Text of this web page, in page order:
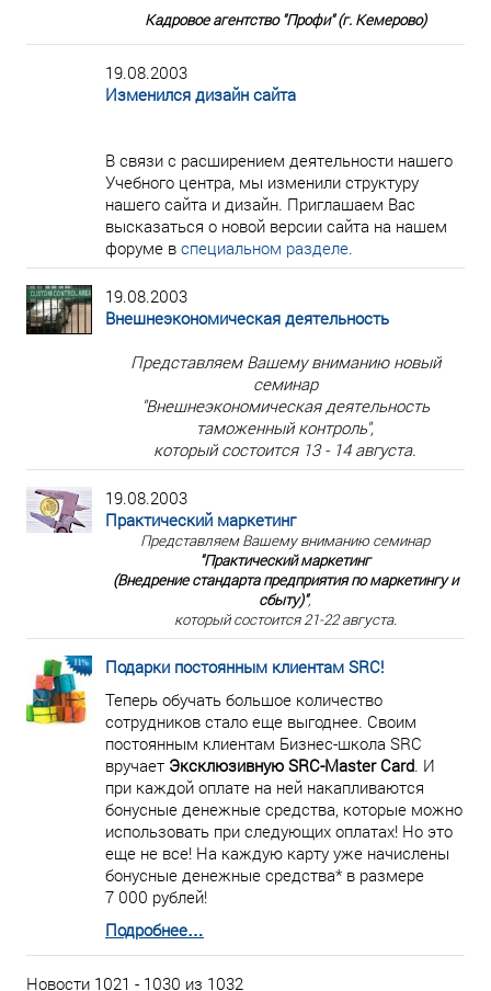
Кадровое агентство "Профи" (г. Кемерово)
19.08.2003
Изменился дизайн сайта
В связи с расширением деятельности нашего
Учебного центра, мы изменили структуру
нашего сайта и дизайн. Приглашаем Вас
высказаться о новой версии сайта на нашем
форуме в специальном разделе.
19.08.2003
Внешнеэкономическая деятельность
Представляем Вашему вниманию новый
семинар
"Внешнеэкономическая деятельность
таможенный контроль",
который состоится 13 - 14 августа.
19.08.2003
Практический маркетинг
Представляем Вашему вниманию семинар
"Практический маркетинг
(Внедрение стандарта предприятия по маркетингу и
сбыту)",
который состоится 21-22 августа.
Подарки постоянным клиентам SRC!
Теперь обучать большое количество
сотрудников стало еще выгоднее. Своим
постоянным клиентам Бизнес-школа SRC
вручает Эксклюзивную SRC-Master Card. И
при каждой оплате на ней накапливаются
бонусные денежные средства, которые можно
использовать при следующих оплатах! Но это
еще не все! На каждую карту уже начислены
бонусные денежные средства* в размере
7 000 рублей!
Подробнее…
Новости 1021 - 1030 из 1032